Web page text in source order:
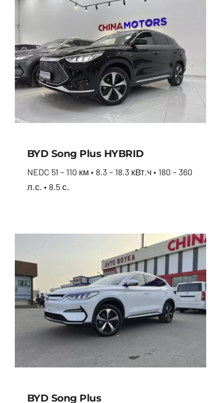
BYD Song Plus HYBRID
NEDC 51 – 110 км • 8.3 – 18.3 кВт.ч • 180 – 360
л.с. • 8.5 с.
BYD Song Plus